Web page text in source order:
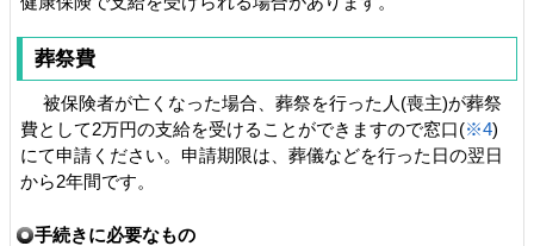
葬祭費
被保険者が亡くなった場合、葬祭を行った人(喪主)が葬祭
費として2万円の支給を受けることができますので窓口(※4)
にて申請ください。申請期限は、葬儀などを行った日の翌日
から2年間です。
手続きに必要なもの